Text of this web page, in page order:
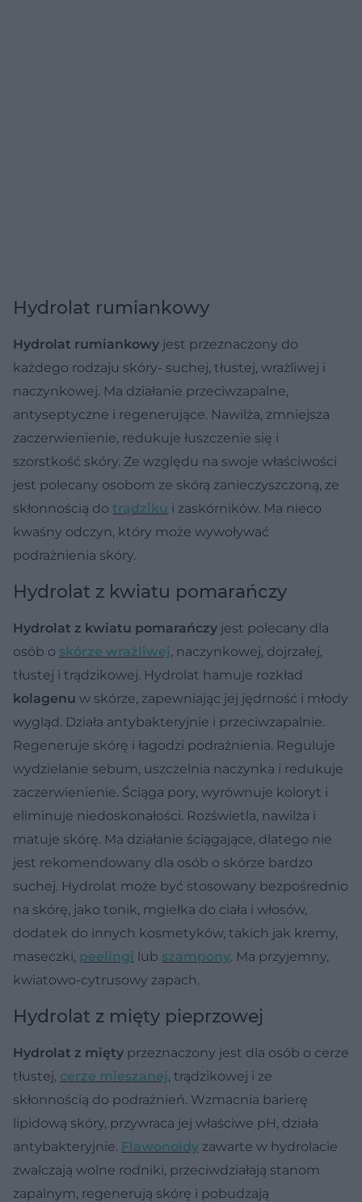
Hydrolat rumiankowy
Hydrolat rumiankowy jest przeznaczony do
każdego rodzaju skóry- suchej, tłustej, wrażliwej i
naczynkowej. Ma działanie przeciwzapalne,
antyseptyczne i regenerujące. Nawilża, zmniejsza
zaczerwienienie, redukuje łuszczenie się i
szorstkość skóry. Ze względu na swoje właściwości
jest polecany osobom ze skórą zanieczyszczoną, ze
skłonnością do trądziku i zaskórników. Ma nieco
kwaśny odczyn, który może wywoływać
podrażnienia skóry.
Hydrolat z kwiatu pomarańczy
Hydrolat z kwiatu pomarańczy jest polecany dla
osób o skórze wrażliwej, naczynkowej, dojrzałej,
tłustej i trądzikowej. Hydrolat hamuje rozkład
kolagenu w skórze, zapewniając jej jędrność i młody
wygląd. Działa antybakteryjnie i przeciwzapalnie.
Regeneruje skórę i łagodzi podrażnienia. Reguluje
wydzielanie sebum, uszczelnia naczynka i redukuje
zaczerwienienie. Ściąga pory, wyrównuje koloryt i
eliminuje niedoskonałości. Rozświetla, nawilża i
matuje skórę. Ma działanie ściągające, dlatego nie
jest rekomendowany dla osób o skórze bardzo
suchej. Hydrolat może być stosowany bezpośrednio
na skórę, jako tonik, mgiełka do ciała i włosów,
dodatek do innych kosmetyków, takich jak kremy,
maseczki, peelingi lub szampony. Ma przyjemny,
kwiatowo-cytrusowy zapach.
Hydrolat z mięty pieprzowej
Hydrolat z mięty przeznaczony jest dla osób o cerze
tłustej, cerze mieszanej, trądzikowej i ze
skłonnością do podrażnień. Wzmacnia barierę
lipidową skóry, przywraca jej właściwe pH, działa
antybakteryjnie. Flawonoidy zawarte w hydrolacie
zwalczają wolne rodniki, przeciwdziałają stanom
zapalnym, regenerują skórę i pobudzają